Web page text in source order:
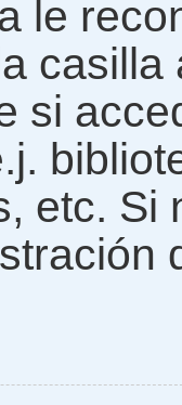
le
casilla
si
etc. Si